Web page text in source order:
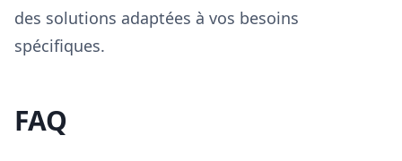
des solutions adaptées à vos besoins
spécifiques.
FAQ